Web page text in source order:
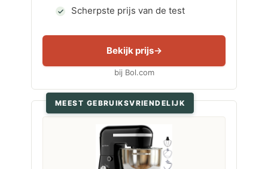
Scherpste prijs van de test
Bekijk prijs
bij Bol.com
MEEST GEBRUIKSVRIENDELIJK